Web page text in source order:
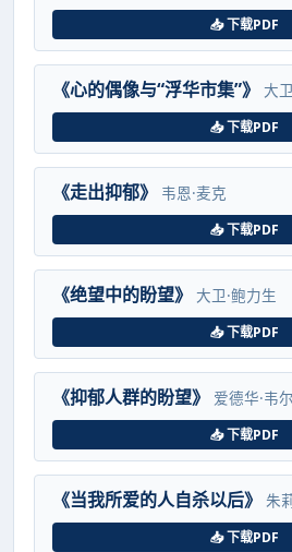
📥 下载PDF
《心的偶像与“浮华市集”》 大
📥 下载PDF
《走出抑郁》 韦恩·麦克
📥 下载PDF
《绝望中的盼望》 大卫·鲍力生
📥 下载PDF
《抑郁人群的盼望》 爱德华·韦
📥 下载PDF
《当我所爱的人自杀以后》 朱
📥 下载PDF